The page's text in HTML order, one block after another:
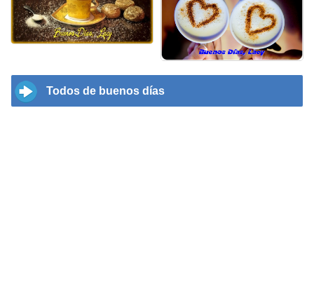
Todos de buenos días